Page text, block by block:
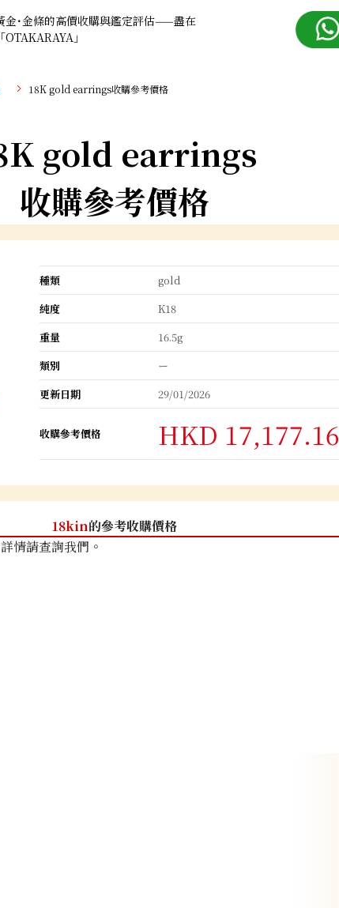
金･金條的高價收購與鑑定評估——盡在
「OTAKARAYA」
18K gold earrings收購參考價格
gold earrings
收購參考價格
種類
gold
純度
K18
重量
16.5g
類別
ー
更新日期
29/01/2026
收購參考價格 HKD 17,177.16
18kin的參考收購價格
情請查詢我們。